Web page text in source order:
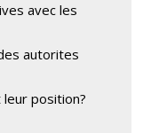
avec les
autorites
position?